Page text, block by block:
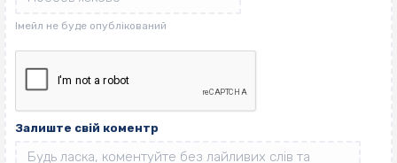
Залиште свій коментр